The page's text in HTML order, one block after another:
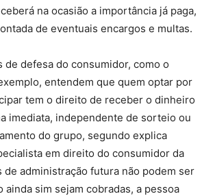
na ocasião a importância já paga,
de eventuais encargos e multas.
de defesa do consumidor, como o
entendem que quem optar por
tem o direito de receber o dinheiro
imediata, independente de sorteio ou
do grupo, segundo explica
em direito do consumidor da
de administração futura não podem ser
ainda sim sejam cobradas, a pessoa